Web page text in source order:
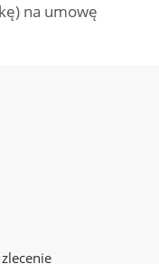
na umowę